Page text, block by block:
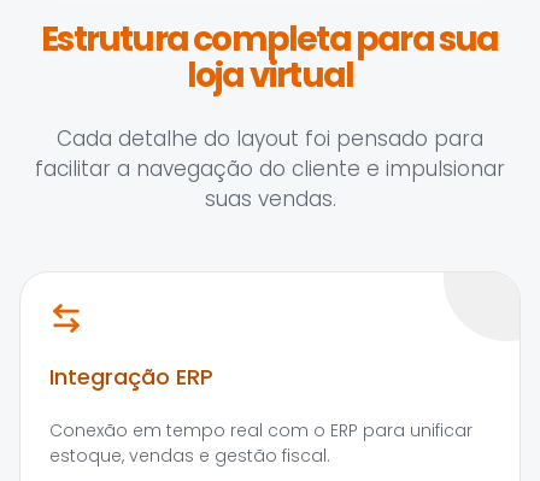
Estrutura completa para sua
loja virtual
Cada detalhe do layout foi pensado para
facilitar a navegação do cliente e impulsionar
suas vendas.
Integração ERP
Conexão em tempo real com o ERP para unificar
estoque, vendas e gestão fiscal.